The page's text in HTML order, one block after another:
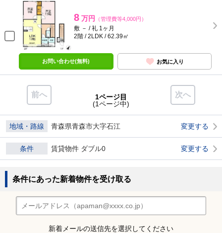
8 万円 （管理費等4,000円）
敷 － / 礼 1ヶ月
2階 / 2LDK / 62.39㎡
お問い合わせ(無料) お気に入り
前へ 次へ
1ページ目
(1ページ中)
地域・路線 青森県青森市大字石江 変更する
条件 賃貸物件 ダブル0 変更する
条件にあった新着物件を受け取る
新着メールの送信先を選択してください